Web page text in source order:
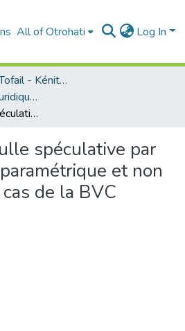
All of Otrohati Log In
Université Ibn Tofail - Kénitra
CEDoc en Sciences Juridiques, Economiques, Sociales et de Gestion (CED - SJESG)
Traque de la bulle spéculative par les approches paramétrique et non paramétrique : cas de la BVC
spéculative par
et non
de la BVC